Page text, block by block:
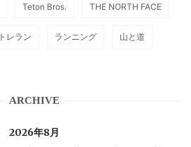
Teton Bros. THE NORTH FACE
トレラン ランニング 山と道
ARCHIVE
2026年8月